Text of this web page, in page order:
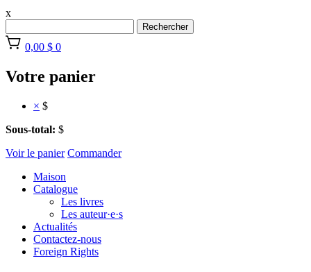
x
Rechercher
0,00 $ 0
Votre panier
× $
Sous-total: $
Voir le panier Commander
Maison
Catalogue
Les livres
Les auteur·e·s
Actualités
Contactez-nous
Foreign Rights